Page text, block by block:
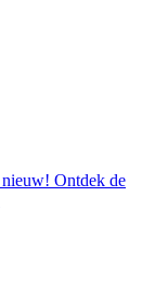
nieuw! Ontdek de